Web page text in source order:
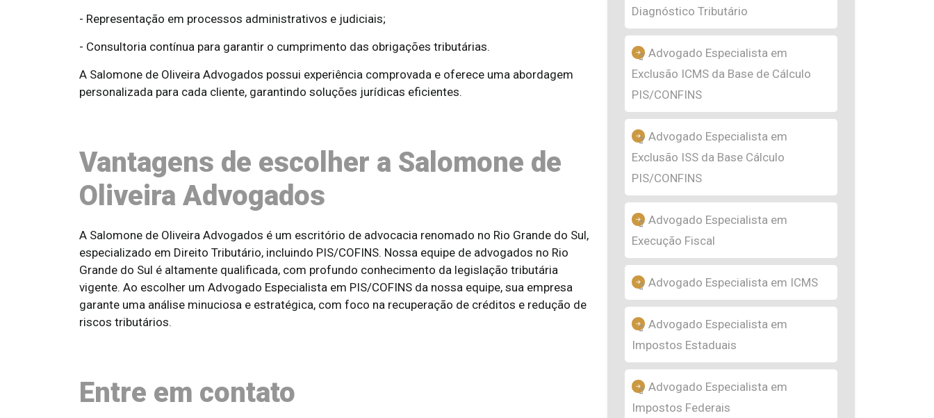
- Representação em processos administrativos e judiciais;
- Consultoria contínua para garantir o cumprimento das obrigações tributárias.
A Salomone de Oliveira Advogados possui experiência comprovada e oferece uma abordagem
personalizada para cada cliente, garantindo soluções jurídicas eficientes.
Vantagens de escolher a Salomone de
Oliveira Advogados
A Salomone de Oliveira Advogados é um escritório de advocacia renomado no Rio Grande do Sul,
especializado em Direito Tributário, incluindo PIS/COFINS. Nossa equipe de advogados no Rio
Grande do Sul é altamente qualificada, com profundo conhecimento da legislação tributária
vigente. Ao escolher um Advogado Especialista em PIS/COFINS da nossa equipe, sua empresa
garante uma análise minuciosa e estratégica, com foco na recuperação de créditos e redução de
riscos tributários.
Entre em contato
Diagnóstico Tributário
Advogado Especialista em
Exclusão ICMS da Base de Cálculo
PIS/CONFINS
Advogado Especialista em
Exclusão ISS da Base Cálculo
PIS/CONFINS
Advogado Especialista em
Execução Fiscal
Advogado Especialista em ICMS
Advogado Especialista em
Impostos Estaduais
Advogado Especialista em
Impostos Federais